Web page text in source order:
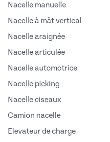
Nacelle manuelle
Nacelle à mât vertical
Nacelle araignée
Nacelle articulée
Nacelle automotrice
Nacelle picking
Nacelle ciseaux
Camion nacelle
Elevateur de charge